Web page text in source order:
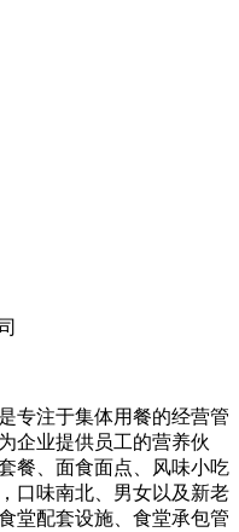
注于集体用餐的经营管
企业提供员工的营养伙
餐、面食面点、风味小吃
口味南北、男女以及新老
堂配套设施、食堂承包管